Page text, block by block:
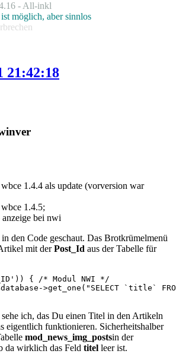
- All-inkl
möglich, aber sinnlos
21:42:18
1.4.4 als update (vorversion war
1.4.5;
bei nwi
den Code geschaut. Das Brotkrümelmenü
mit derPost_Id aus der Tabelle für
{ /* Modul NWI */
>get_one("SELECT `title`
ich, das Du einen Titel in den Artikeln
eigentlich funktionieren. Sicherheitshalber
mod_news_img_postsin der
da wirklich das Feld titel leer ist.